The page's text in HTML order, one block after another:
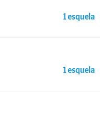
1 esquela
1 esquela